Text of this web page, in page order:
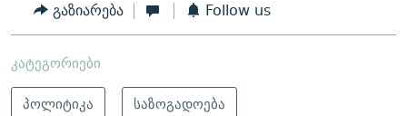
გაზიარება Follow us
კატეგორიები
პოლიტიკა
საზოგადოება